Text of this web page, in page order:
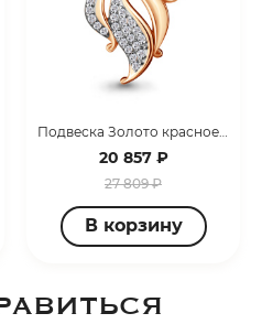
Подвеска Золото красное 21404А,1
20 857 ₽
27 809 ₽
В корзину